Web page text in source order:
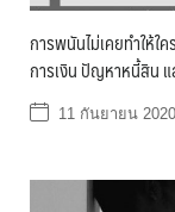
การพนันไม่เคยทำให้
การเงิน ปัญหาหนี้สิน
11 กันยายน 2020